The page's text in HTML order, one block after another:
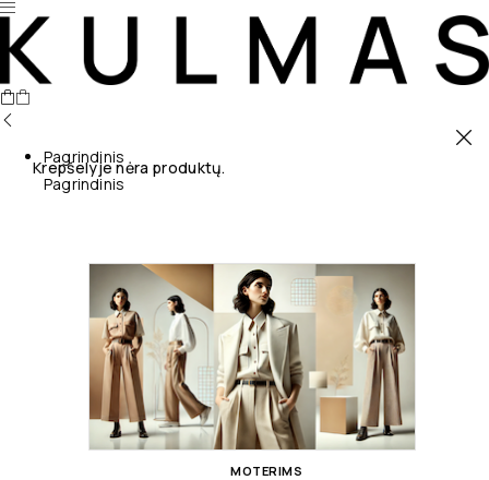
Krepšelyje nėra produktų.
Pagrindinis
Pagrindinis
MOTERIMS